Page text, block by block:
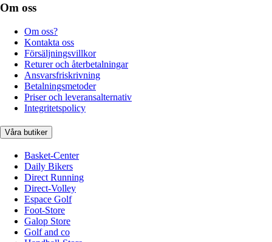
Om oss
Om oss?
Kontakta oss
Försäljningsvillkor
Returer och återbetalningar
Ansvarsfriskrivning
Betalningsmetoder
Priser och leveransalternativ
Integritetspolicy
Våra butiker
Basket-Center
Daily Bikers
Direct Running
Direct-Volley
Espace Golf
Foot-Store
Galop Store
Golf and co